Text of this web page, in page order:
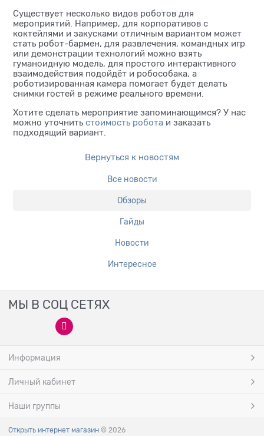
Существует несколько видов роботов для
мероприятий. Например, для корпоративов с
коктейлями и закусками отличным вариантом может
стать робот-бармен, для развлечения, командных игр
или демонстрации технологий можно взять
гуманоидную модель, для простого интерактивного
взаимодействия подойдёт и робособака, а
роботизированная камера помогает будет делать
снимки гостей в режиме реального времени.
Хотите сделать мероприятие запоминающимся? У нас
можно уточнить стоимость робота и заказать
подходящий вариант.
Вернуться к новостям
Все новости
Обзоры
Гайды
Новости
Интересное
МЫ В СОЦ СЕТЯХ
Информация
Личный кабинет
Наши группы
Открыть интернет магазин © 2026